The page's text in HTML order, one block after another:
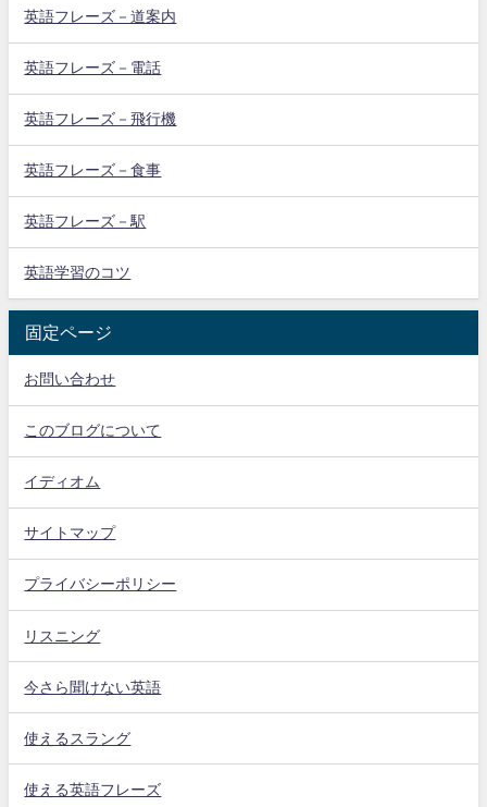
英語フレーズ－道案内
英語フレーズ－電話
英語フレーズ－飛行機
英語フレーズ－食事
英語フレーズ－駅
英語学習のコツ
固定ページ
お問い合わせ
このブログについて
イディオム
サイトマップ
プライバシーポリシー
リスニング
今さら聞けない英語
使えるスラング
使える英語フレーズ